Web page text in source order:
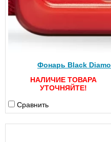
Фонарь Black
НАЛИЧИЕ ТОВАРА
УТОЧНЯЙТЕ!
Сравнить